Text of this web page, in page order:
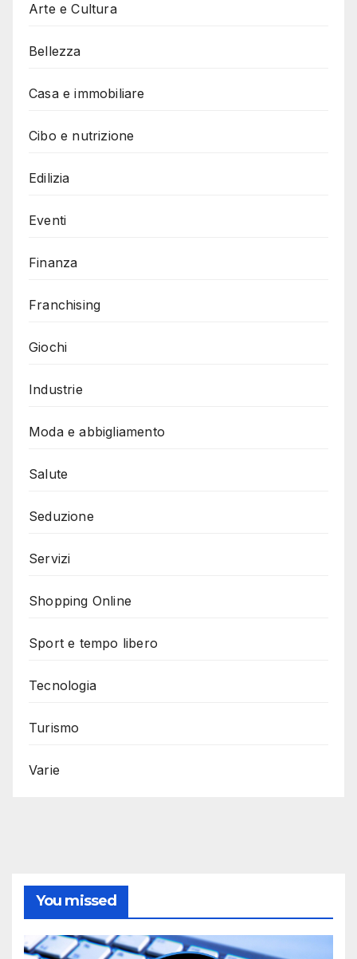
Arte e Cultura
Bellezza
Casa e immobiliare
Cibo e nutrizione
Edilizia
Eventi
Finanza
Franchising
Giochi
Industrie
Moda e abbigliamento
Salute
Seduzione
Servizi
Shopping Online
Sport e tempo libero
Tecnologia
Turismo
Varie
You missed